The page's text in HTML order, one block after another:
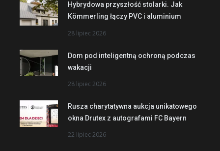
Hybrydowa przyszłość stolarki. Jak
Kömmerling łączy PVC i aluminium
28 lipiec 2026
Dom pod inteligentną ochroną podczas
wakacji
28 lipiec 2026
Rusza charytatywna aukcja unikatowego
okna Drutex z autografami FC Bayern
22 lipiec 2026